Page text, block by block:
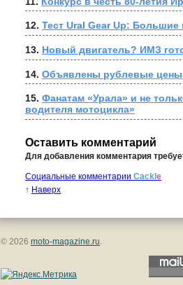
12. Тест Ural Gear Up:
13. Новый двигатель? ИМЗ
14. Объявлены рублевые цены
15. Фанатам «Урала» и не
водителя мотоцикла»
Оставить комментарий
Для добавления комментария
Социальные комментарии Cackl e
↑ Наверх
© 2026 moto-magazine.ru.